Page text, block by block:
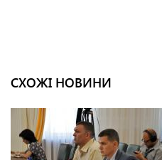
СХОЖІ НОВИНИ